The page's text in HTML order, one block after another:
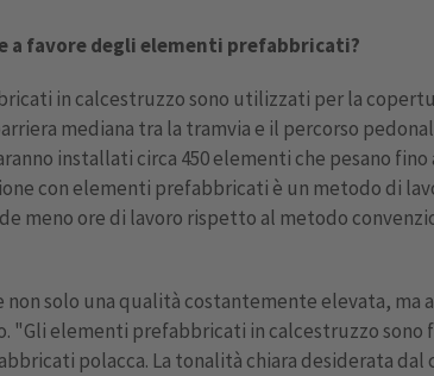
a favore degli elementi prefabbricati?
in calcestruzzo sono utilizzati per la
mediana tra la tramvia e il percorso
installati circa 450 elementi che pesano fino
con elementi prefabbricati è un metodo di
meno ore di lavoro rispetto al metodo
non solo una qualità costantemente elevata, ma
"Gli elementi prefabbricati in calcestruzzo sono
polacca. La tonalità chiara desiderata dal